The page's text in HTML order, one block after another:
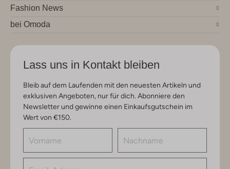
Fashion News
bei Omoda
Lass uns in Kontakt bleiben
Bleib auf dem Laufenden mit den neuesten Artikeln und
exklusiven Angeboten, nur für dich. Abonniere den
Newsletter und gewinne einen Einkaufsgutschein im
Wert von €150.